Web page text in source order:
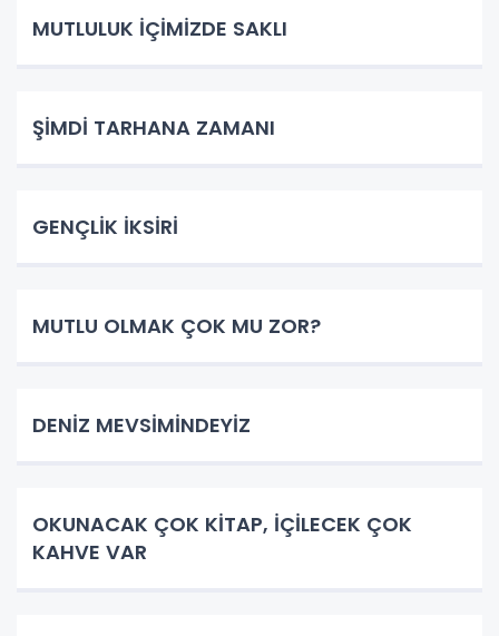
MUTLULUK İÇİMİZDE SAKLI
ŞİMDİ TARHANA ZAMANI
GENÇLİK İKSİRİ
MUTLU OLMAK ÇOK MU ZOR?
DENİZ MEVSİMİNDEYİZ
OKUNACAK ÇOK KİTAP, İÇİLECEK ÇOK
KAHVE VAR